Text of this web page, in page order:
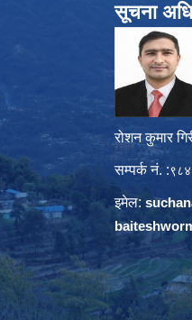
सूचना
रोशन कुमार
सम्पर्क नं. :
इमेल: